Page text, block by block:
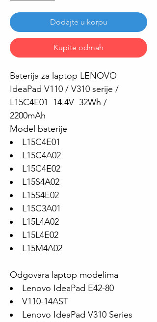
Dodajte u korpu
Kupite odmah
Baterija za laptop LENOVO
IdeaPad V110 / V310 serije /
L15C4E01 14.4V 32Wh /
2200mAh
Model baterije
L15C4E01
L15C4A02
L15C4E02
L15S4A02
L15S4E02
L15C3A01
L15L4A02
L15L4E02
L15M4A02
Odgovara laptop modelima
Lenovo IdeaPad E42-80
V110-14AST
Lenovo IdeaPad V310 Series